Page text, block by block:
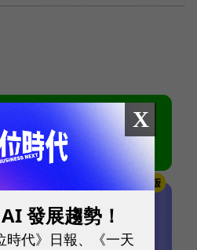
X
發展趨勢！
時代》日報、《一天